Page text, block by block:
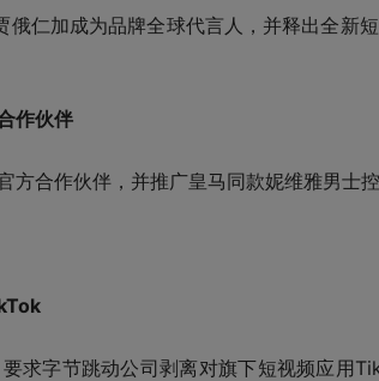
仁加成为品牌全球代言人，并释出全新
作伙伴
合作伙伴，并推广皇马同款妮维雅男士控
求字节跳动公司剥离对旗下短视频应用